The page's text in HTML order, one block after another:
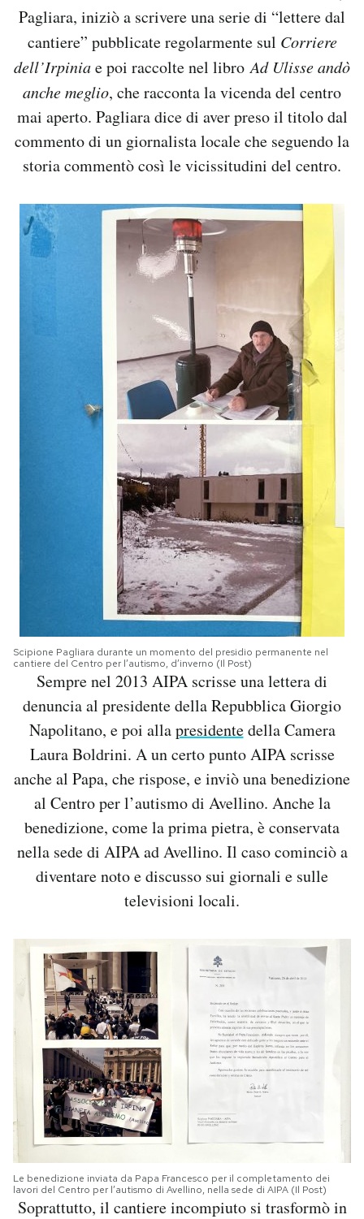
Pagliara, iniziò a scrivere una serie di “lettere dal
cantiere” pubblicate regolarmente sul Corriere
dell’Irpiniae poi raccolte nel libroAd Ulisse andò
anche meglio, che racconta la vicenda del centro
mai aperto. Pagliara dice di aver preso il titolo dal
commento di un giornalista locale che seguendo la
storia commentò così le vicissitudini del centro.
Scipione Pagliara durante un momento del presidio permanente nel
cantiere del Centro per l’autismo, d’inverno (Il Post)
Sempre nel 2013 AIPA scrisse una lettera di
denuncia al presidente della Repubblica Giorgio
Napolitano, e poi allapresidentedella Camera
Laura Boldrini. A un certo punto AIPA scrisse
anche al Papa, che rispose, e inviò una benedizione
al Centro per l’autismo di Avellino. Anche la
benedizione, come la prima pietra, è conservata
nella sede di AIPA ad Avellino. Il caso cominciò a
diventare noto e discusso sui giornali e sulle
televisioni locali.
Le benedizione inviata da Papa Francesco per il completamento dei
lavori del Centro per l’autismo di Avellino, nella sede di AIPA (Il Post)
Soprattutto, il cantiere incompiuto si trasformò in